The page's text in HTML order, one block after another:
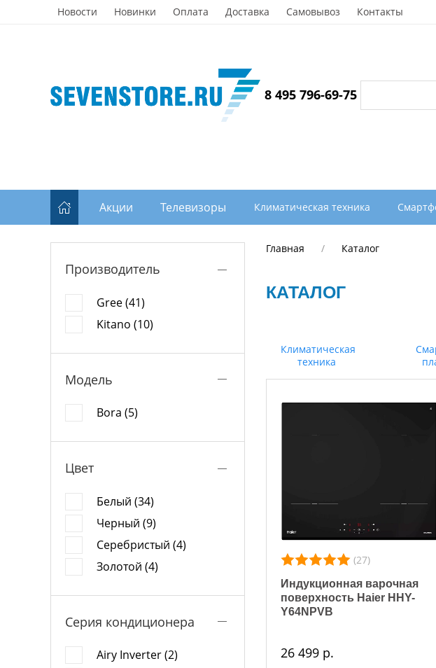
Новости Новинки Оплата Доставка Самовывоз Контакты
8 495 796-69-75
Акции Телевизоры Климатическая техника
Производитель
Gree (41)
Kitano (10)
Модель
Bora (5)
Цвет
Белый (34)
Черный (9)
Серебристый (4)
Золотой (4)
Серия кондиционера
Airy Inverter (2)
Главная Каталог
КАТАЛОГ
Климатическая
техника
(27)
Индукционная варочная
поверхность Haier HHY-
Y64NPVB
26 499 р.